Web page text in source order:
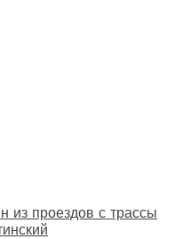
из проездов с трассы